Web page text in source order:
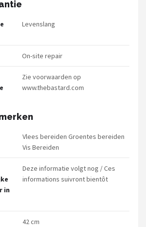
Levenslang
On-site repair
Zie voorwaarden op
www.thebastard.com
Vlees bereiden Groentes bereiden
Vis Bereiden
in
Deze informatie volgt nog / Ces
informations suivront bientôt
42 cm